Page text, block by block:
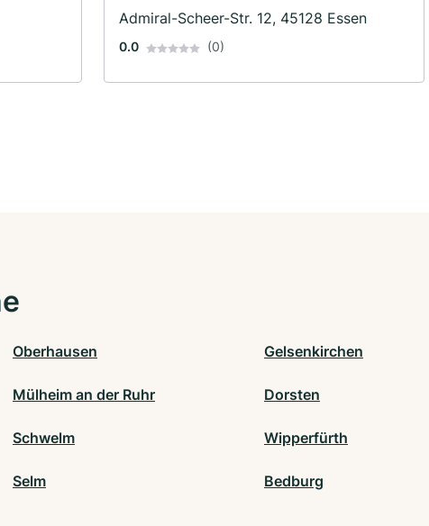
Admiral-Scheer-Str. 12, 45128 Essen
0.0 (0)
Oberhausen Gelsenkirchen
Mülheim an der Ruhr Dorsten
Schwelm Wipperfürth
Selm Bedburg